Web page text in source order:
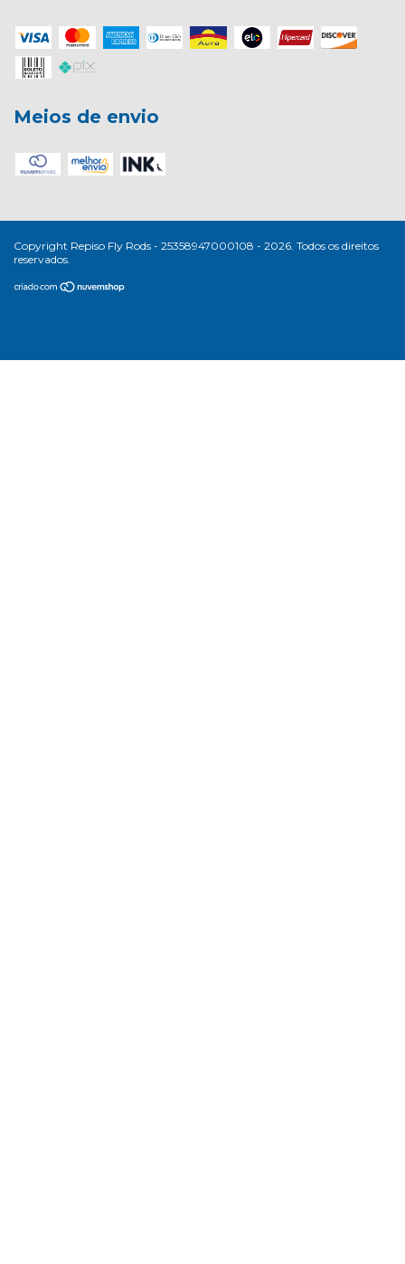
Meios de envio
Copyright Repiso Fly Rods - 25358947000108 - 2026. Todos os direitos
reservados.